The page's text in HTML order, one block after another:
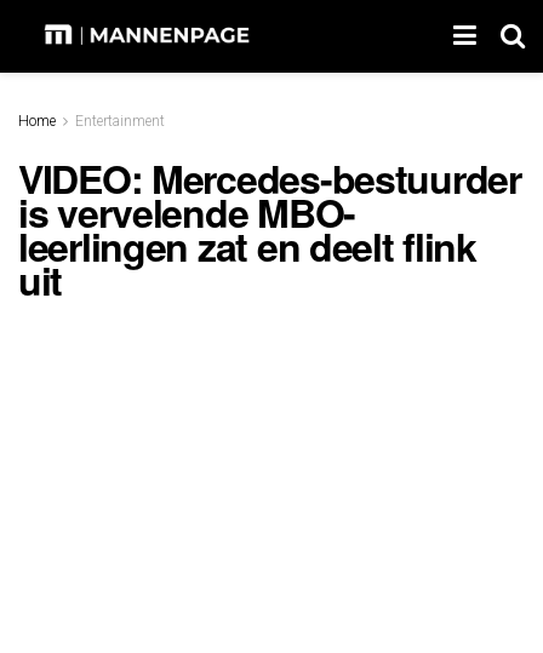
Home Entertainment
VIDEO: Mercedes-bestuurder
is vervelende MBO-
leerlingen zat en deelt flink
uit